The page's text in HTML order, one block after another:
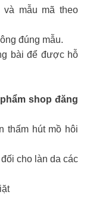
mẫu mã theo
đúng mẫu.
bài để được hỗ
shop đăng
thấm hút mồ hôi
cho làn da các